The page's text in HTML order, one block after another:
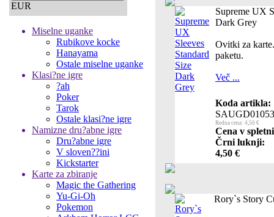
EUR
Miselne uganke
Rubikove kocke
Hanayama
Ostale miselne uganke
Klasi?ne igre
?ah
Poker
Tarok
Ostale klasi?ne igre
Namizne dru?abne igre
Dru?abne igre
V sloven??ini
Kickstarter
Karte za zbiranje
Magic the Gathering
Yu-Gi-Oh
Pokemon
Supreme UX
Dark Grey
Ovitki za
paketu.
Več ...
Koda artikla:
Redna cena: 4,50 €
Cena v spletni
Črni luknji:
4,50 €
Rory`s Story